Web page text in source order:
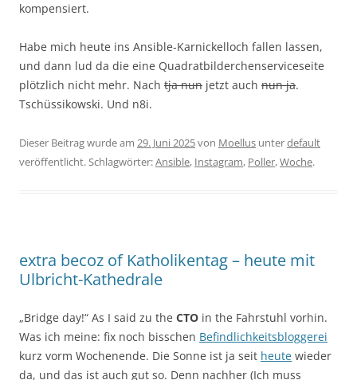
kompensiert.
Habe mich heute ins Ansible-Karnickelloch fallen lassen,
und dann lud da die eine Quadratbilderchenserviceseite
plötzlich nicht mehr. Nach tja nun jetzt auch nun ja.
Tschüssikowski. Und n8i.
Dieser Beitrag wurde am 29. Juni 2025von Moellus unterdefault
veröffentlicht. Schlagwörter:Ansible, Instagram, Poller,Woche.
extra becoz of Katholikentag – heute mit
Ulbricht-Kathedrale
„Bridge day!“ As I said zu the CTO in the Fahrstuhl vorhin.
Was ich meine: fix noch bisschen Befindlichkeitsbloggerei
kurz vorm Wochenende. Die Sonne ist ja seit heute wieder
da, und das ist auch gut so. Denn nachher (Ich muss